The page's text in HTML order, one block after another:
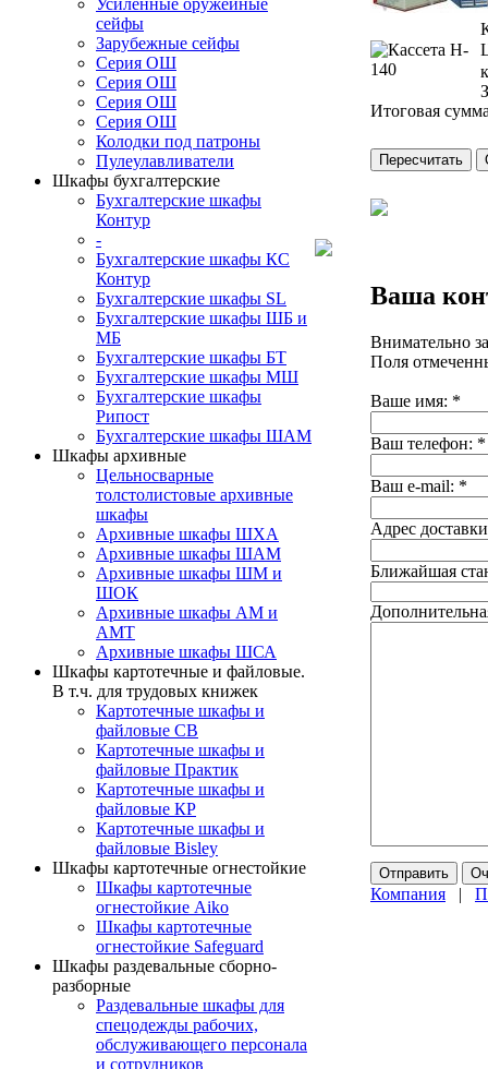
Усиленные оружейные
сейфы
Зарубежные сейфы
Серия ОШ
Серия ОШ
Серия ОШ
Серия ОШ
Колодки под патроны
Пулеулавливатели
Шкафы бухгалтерские
Бухгалтерские шкафы
Контур
-
Бухгалтерские шкафы КС
Контур
Бухгалтерские шкафы SL
Бухгалтерские шкафы ШБ и
МБ
Бухгалтерские шкафы БТ
Бухгалтерские шкафы МШ
Бухгалтерские шкафы
Рипост
Бухгалтерские шкафы ШАМ
Шкафы архивные
Цельносварные
толстолистовые архивные
шкафы
Архивные шкафы ШХА
Архивные шкафы ШАМ
Архивные шкафы ШМ и
ШОК
Архивные шкафы АМ и
АМТ
Архивные шкафы ШСА
Шкафы картотечные и файловые.
В т.ч. для трудовых книжек
Картотечные шкафы и
файловые СВ
Картотечные шкафы и
файловые Практик
Картотечные шкафы и
файловые КР
Картотечные шкафы и
файловые Bisley
Шкафы картотечные огнестойкие
Шкафы картотечные
огнестойкие Aiko
Шкафы картотечные
огнестойкие Safeguard
Шкафы раздевальные сборно-
разборные
Раздевальные шкафы для
спецодежды рабочих,
обслуживающего персонала
и сотрудников
Итоговая
Ваша
Внимательно
Поля
Ваше имя: *
Ваш телефон: *
Ваш e-mail: *
Адрес
Ближайшая
Компания |